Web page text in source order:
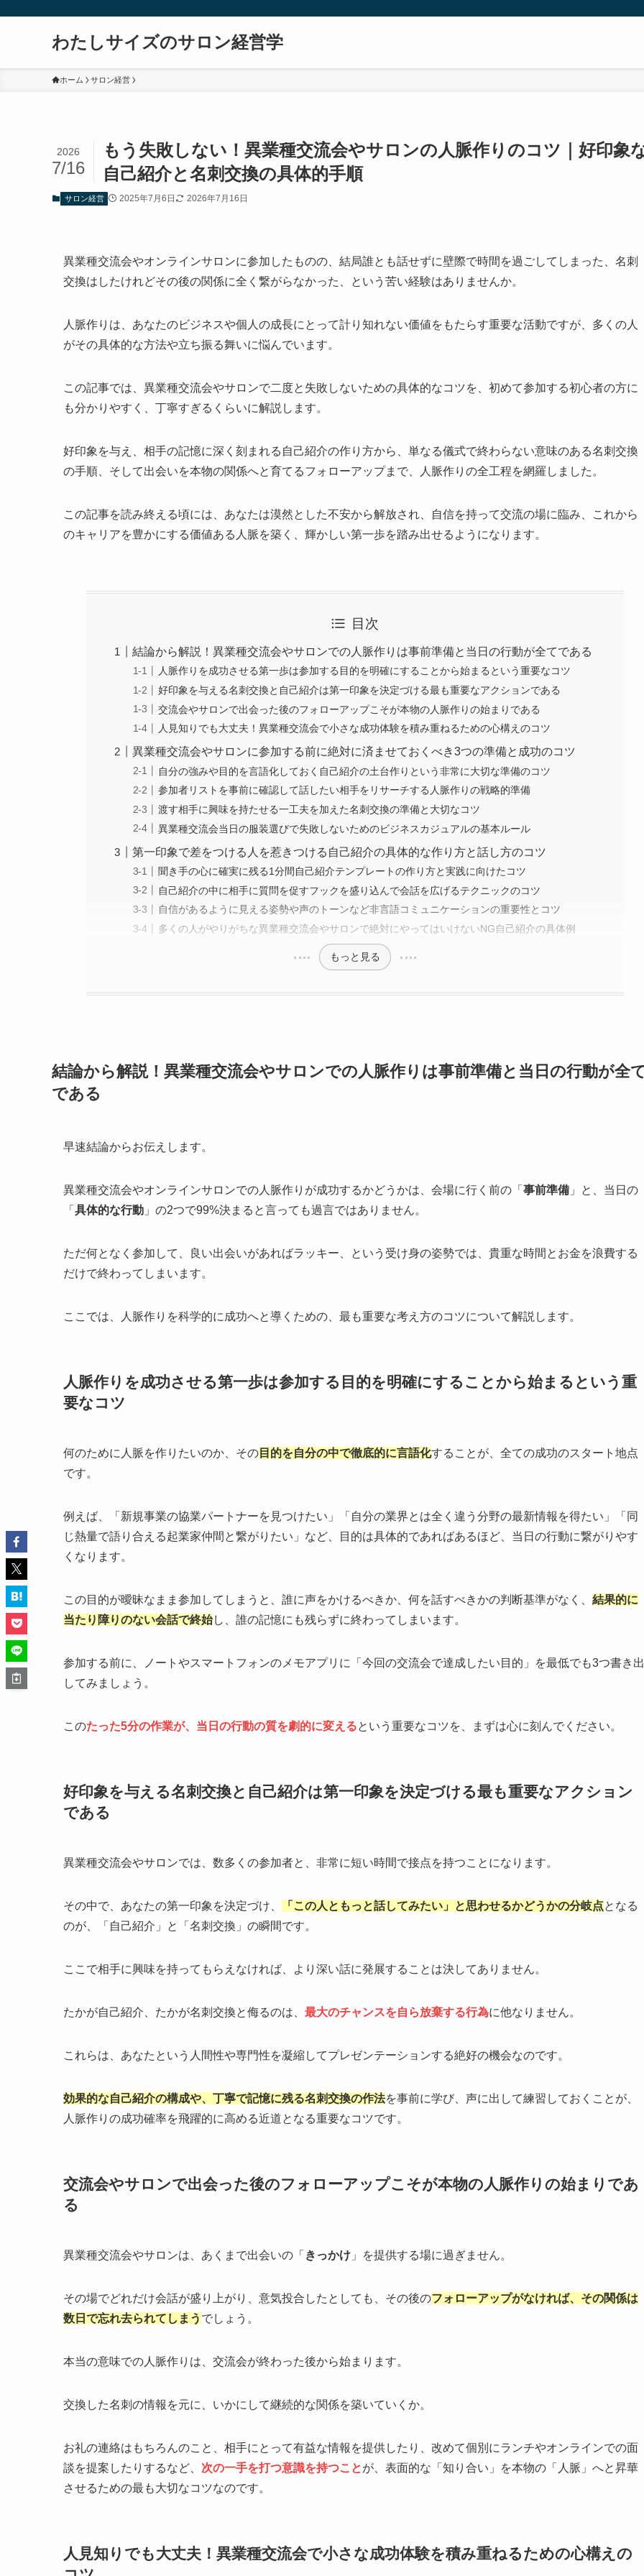
わたしサイズのサロン経営学
ホーム サロン経営
もう失敗しない！異業種交流会やサロンの人脈作りのコツ｜好印象
自己紹介と名刺交換の具体的手順
2026
7/16
サロン経営 2025年7月6日 2026年7月16日
異業種交流会やオンラインサロンに参加したものの、結局誰とも話せずに壁際で時間を過ごしてしまった、名刺
交換はしたけれどその後の関係に全く繋がらなかった、という苦い経験はありませんか。
人脈作りは、あなたのビジネスや個人の成長にとって計り知れない価値をもたらす重要な活動ですが、多くの人
がその具体的な方法や立ち振る舞いに悩んでいます。
この記事では、異業種交流会やサロンで二度と失敗しないための具体的なコツを、初めて参加する初心者の方に
も分かりやすく、丁寧すぎるくらいに解説します。
好印象を与え、相手の記憶に深く刻まれる自己紹介の作り方から、単なる儀式で終わらない意味のある名刺交換
の手順、そして出会いを本物の関係へと育てるフォローアップまで、人脈作りの全工程を網羅しました。
この記事を読み終える頃には、あなたは漠然とした不安から解放され、自信を持って交流の場に臨み、これから
のキャリアを豊かにする価値ある人脈を築く、輝かしい第一歩を踏み出せるようになります。
目次
結論から解説！異業種交流会やサロンでの人脈作りは事前準備と当日の行動が全てである
人脈作りを成功させる第一歩は参加する目的を明確にすることから始まるという重要なコツ
好印象を与える名刺交換と自己紹介は第一印象を決定づける最も重要なアクションである
交流会やサロンで出会った後のフォローアップこそが本物の人脈作りの始まりである
人見知りでも大丈夫！異業種交流会で小さな成功体験を積み重ねるための心構えのコツ
異業種交流会やサロンに参加する前に絶対に済ませておくべき3つの準備と成功のコツ
自分の強みや目的を言語化しておく自己紹介の土台作りという非常に大切な準備のコツ
参加者リストを事前に確認して話したい相手をリサーチする人脈作りの戦略的準備
渡す相手に興味を持たせる一工夫を加えた名刺交換の準備と大切なコツ
異業種交流会当日の服装選びで失敗しないためのビジネスカジュアルの基本ルール
第一印象で差をつける人を惹きつける自己紹介の具体的な作り方と話し方のコツ
聞き手の心に確実に残る1分間自己紹介テンプレートの作り方と実践に向けたコツ
自己紹介の中に相手に質問を促すフックを盛り込んで会話を広げるテクニックのコツ
自信があるように見える姿勢や声のトーンなど非言語コミュニケーションの重要性とコツ
多くの人がやりがちな異業種交流会やサロンで絶対にやってはいけないNG自己紹介の具体例
もっと見る
結論から解説！異業種交流会やサロンでの人脈作りは事前準備と当日の行動が全
である
早速結論からお伝えします。
異業種交流会やオンラインサロンでの人脈作りが成功するかどうかは、会場に行く前の「 事前準備 」と、当日の
「 具体的な行動 」の2つで99%決まると言っても過言ではありません。
ただ何となく参加して、良い出会いがあればラッキー、という受け身の姿勢では、貴重な時間とお金を浪費する
だけで終わってしまいます。
ここでは、人脈作りを科学的に成功へと導くための、最も重要な考え方のコツについて解説します。
人脈作りを成功させる第一歩は参加する目的を明確にすることから始まるという重
要なコツ
何のために人脈を作りたいのか、その 目的を自分の中で徹底的に言語化することが、全ての成功のスタート地点
です。
例えば、「新規事業の協業パートナーを見つけたい」「自分の業界とは全く違う分野の最新情報を得たい」「同
じ熱量で語り合える起業家仲間と繋がりたい」など、目的は具体的であればあるほど、当日の行動に繋がりやす
くなります。
この目的が曖昧なまま参加してしまうと、誰に声をかけるべきか、何を話すべきかの判断基準がなく、 結果的に
当たり障りのない会話で終始し、誰の記憶にも残らずに終わってしまいます。
参加する前に、ノートやスマートフォンのメモアプリに「今回の交流会で達成したい目的」を最低でも3つ書き出
してみましょう。
このたった5分の作業が、当日の行動の質を劇的に変えるという重要なコツを、まずは心に刻んでください。
好印象を与える名刺交換と自己紹介は第一印象を決定づける最も重要なアクション
である
異業種交流会やサロンでは、数多くの参加者と、非常に短い時間で接点を持つことになります。
その中で、あなたの第一印象を決定づけ、 「この人ともっと話してみたい」と思わせるかどうかの分岐点となる
のが、「自己紹介」と「名刺交換」の瞬間です。
ここで相手に興味を持ってもらえなければ、より深い話に発展することは決してありません。
たかが自己紹介、たかが名刺交換と侮るのは、 最大のチャンスを自ら放棄する行為に他なりません。
これらは、あなたという人間性や専門性を凝縮してプレゼンテーションする絶好の機会なのです。
効果的な自己紹介の構成や、丁寧で記憶に残る名刺交換の作法を事前に学び、声に出して練習しておくことが、
人脈作りの成功確率を飛躍的に高める近道となる重要なコツです。
交流会やサロンで出会った後のフォローアップこそが本物の人脈作りの始まりであ
る
異業種交流会やサロンは、あくまで出会いの「 きっかけ 」を提供する場に過ぎません。
その場でどれだけ会話が盛り上がり、意気投合したとしても、その後のフォローアップがなければ、その関係は
数日で忘れ去られてしまう でしょう。
本当の意味での人脈作りは、交流会が終わった後から始まります。
交換した名刺の情報を元に、いかにして継続的な関係を築いていくか。
お礼の連絡はもちろんのこと、相手にとって有益な情報を提供したり、改めて個別にランチやオンラインでの面
談を提案したりするなど、 次の一手を打つ意識を持つことが、表面的な「知り合い」を本物の「人脈」へと昇華
させるための最も大切なコツなのです。
人見知りでも大丈夫！異業種交流会で小さな成功体験を積み重ねるための心構えの